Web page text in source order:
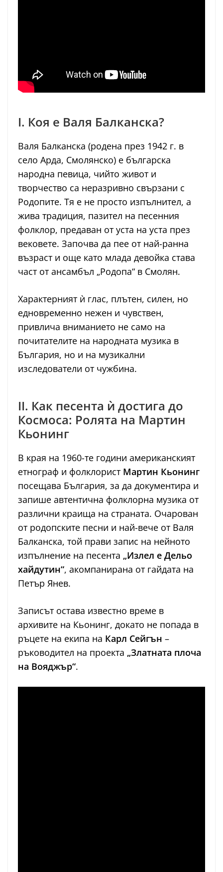
I. Коя е Валя Балканска?
Валя Балканска (родена през 1942 г. в
село Арда, Смолянско) е българска
народна певица, чийто живот и
творчество са неразривно свързани с
Родопите. Тя е не просто изпълнител, а
жива традиция, пазител на песенния
фолклор, предаван от уста на уста през
вековете. Започва да пее от най-ранна
възраст и още като млада девойка става
част от ансамбъл „Родопа“ в Смолян.
Характерният ѝ глас, плътен, силен, но
едновременно нежен и чувствен,
привлича вниманието не само на
почитателите на народната музика в
България, но и на музикални
изследователи от чужбина.
II. Как песента ѝ достига до
Космоса: Ролята на Мартин
Кьонинг
В края на 1960-те години американският
етнограф и фолклорист Мартин Кьонинг
посещава България, за да документира и
запише автентична фолклорна музика от
различни краища на страната. Очарован
от родопските песни и най-вече от Валя
Балканска, той прави запис на нейното
изпълнение на песента „Излел е Дельо
хайдутин“, акомпанирана от гайдата на
Петър Янев.
Записът остава известно време в
архивите на Кьонинг, докато не попада в
ръцете на екипа на Карл Сейгън –
ръководител на проекта „Златната плоча
на Вояджър“.